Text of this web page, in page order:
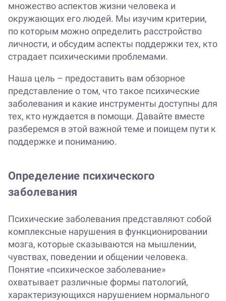
множество аспектов жизни человека и
окружающих его людей. Мы изучим критерии,
по которым можно определить расстройство
личности, и обсудим аспекты поддержки тех, кто
страдает психическими проблемами.
Наша цель – предоставить вам обзорное
представление о том, что такое психические
заболевания и какие инструменты доступны для
тех, кто нуждается в помощи. Давайте вместе
разберемся в этой важной теме и поищем пути к
поддержке и пониманию.
Определение психического
заболевания
Психические заболевания представляют собой
комплексные нарушения в функционировании
мозга, которые сказываются на мышлении,
чувствах, поведении и общении человека.
Понятие «психическое заболевание»
охватывает различные формы патологий,
характеризующихся нарушением нормального